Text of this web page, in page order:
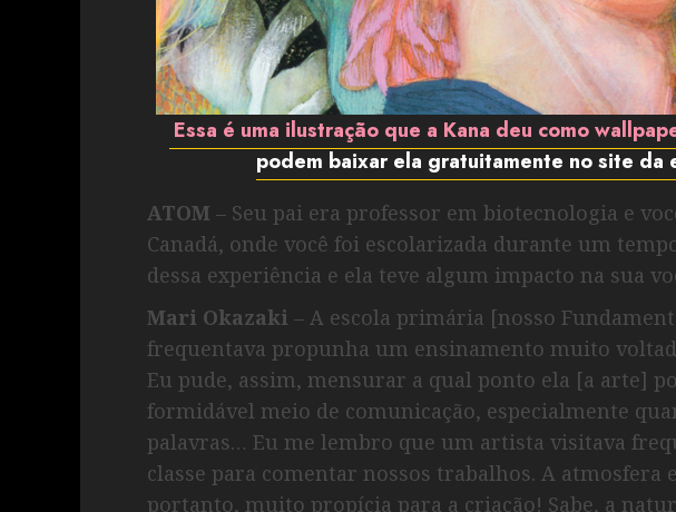
Essa é uma ilustração que a Kana deu como
podem baixar ela gratuitamente no site da
ATOM – Seu pai era professor em biotecnologia e
Canadá, onde você foi escolarizada durante um
dessa experiência e ela teve algum impacto na sua
Mari Okazaki – A escola primária [nosso
frequentava propunha um ensinamento muito
Eu pude, assim, mensurar a qual ponto ela [a arte]
formidável meio de comunicação, especialmente
palavras… Eu me lembro que um artista visitava
classe para comentar nossos trabalhos. A atmosfera
portanto, muito propícia para a criação! Sabe, a